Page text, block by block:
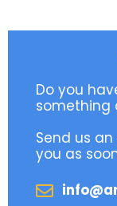
Do you
something
Send us
you as